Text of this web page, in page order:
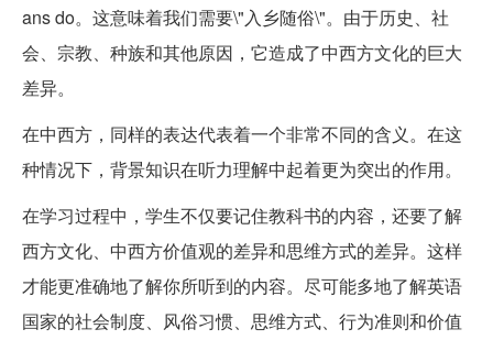
ans do。这意味着我们需要\"入乡随俗\"。由于历史、社
会、宗教、种族和其他原因，它造成了中西方文化的巨大
差异。
在中西方，同样的表达代表着一个非常不同的含义。在这
种情况下，背景知识在听力理解中起着更为突出的作用。
在学习过程中，学生不仅要记住教科书的内容，还要了解
西方文化、中西方价值观的差异和思维方式的差异。这样
才能更准确地了解你所听到的内容。尽可能多地了解英语
国家的社会制度、风俗习惯、思维方式、行为准则和价值